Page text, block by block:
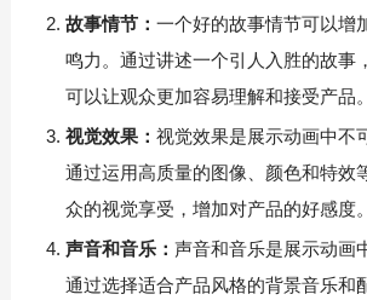
故事情节： 一个好的故事情节可以增
鸣力。通过讲述一个引人入胜的故事
可以让观众更加容易理解和接受产品。
视觉效果： 视觉效果是展示动画中不
通过运用高质量的图像、颜色和特效
众的视觉享受，增加对产品的好感度。
声音和音乐： 声音和音乐是展示动画
通过选择适合产品风格的背景音乐和